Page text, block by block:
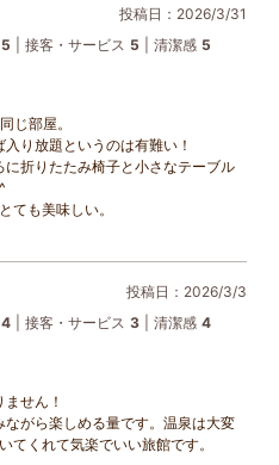
投稿日：2026/3/31
5 接客・サービス 5 清潔感 5
じ部屋。
り放題というのは有難い！
折りたたみ椅子と小さなテーブル
ても美味しい。
投稿日：2026/3/3
4 接客・サービス 3 清潔感 4
せん！
がら楽しめる量です。温泉は大変
てくれて気楽でいい旅館です。